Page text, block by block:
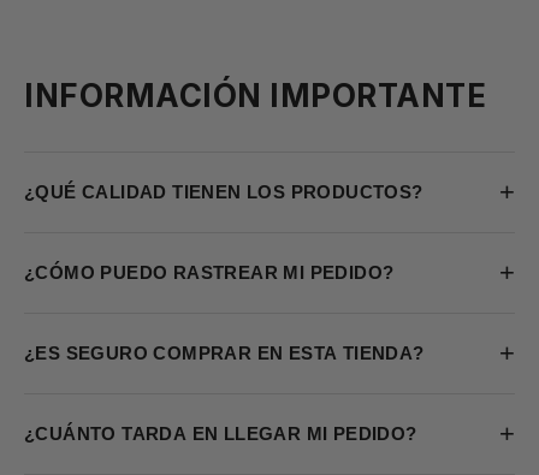
INFORMACIÓN IMPORTANTE
¿QUÉ CALIDAD TIENEN LOS PRODUCTOS? +
¿CÓMO PUEDO RASTREAR MI PEDIDO? +
¿ES SEGURO COMPRAR EN ESTA TIENDA? +
¿CUÁNTO TARDA EN LLEGAR MI PEDIDO? +